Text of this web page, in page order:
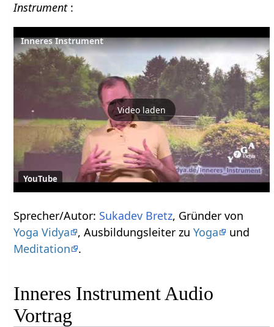
Instrument :
Inneres Instrument
Video laden
YouTube
Sprecher/Autor: Sukadev Bretz, Gründer von
Yoga Vidya
, Ausbildungsleiter zuYoga
und
Meditation
.
Inneres Instrument Audio
Vortrag